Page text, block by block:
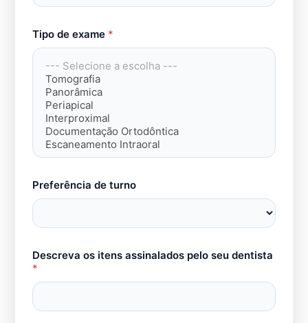
s
i
p
o
Tipo de exame *
Preferência de turno
Descreva os itens assinalados pelo seu dentista
*